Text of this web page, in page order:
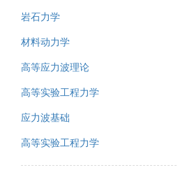
岩石力学
材料动力学
高等应力波理论
高等实验工程力学
应力波基础
高等实验工程力学